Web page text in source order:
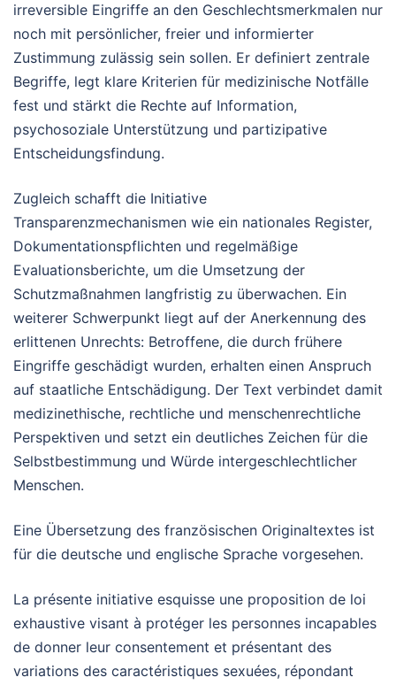
irreversible Eingriffe an den Geschlechtsmerkmalen nur
noch mit persönlicher, freier und informierter
Zustimmung zulässig sein sollen. Er definiert zentrale
Begriffe, legt klare Kriterien für medizinische Notfälle
fest und stärkt die Rechte auf Information,
psychosoziale Unterstützung und partizipative
Entscheidungsfindung.
Zugleich schafft die Initiative
Transparenzmechanismen wie ein nationales Register,
Dokumentationspflichten und regelmäßige
Evaluationsberichte, um die Umsetzung der
Schutzmaßnahmen langfristig zu überwachen. Ein
weiterer Schwerpunkt liegt auf der Anerkennung des
erlittenen Unrechts: Betroffene, die durch frühere
Eingriffe geschädigt wurden, erhalten einen Anspruch
auf staatliche Entschädigung. Der Text verbindet damit
medizinethische, rechtliche und menschenrechtliche
Perspektiven und setzt ein deutliches Zeichen für die
Selbstbestimmung und Würde intergeschlechtlicher
Menschen.
Eine Übersetzung des französischen Originaltextes ist
für die deutsche und englische Sprache vorgesehen.
La présente initiative esquisse une proposition de loi
exhaustive visant à protéger les personnes incapables
de donner leur consentement et présentant des
variations des caractéristiques sexuées, répondant